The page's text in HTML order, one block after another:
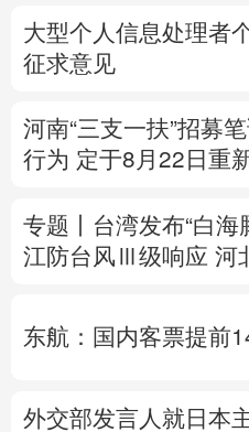
大型个人信息处理者
征求意见
河南“三支一扶”招募
行为 定于8月22日重
专题丨 台湾发布“白海
江防台风Ⅲ级响应 河
东航：国内客票提前
外交部发言人就日本